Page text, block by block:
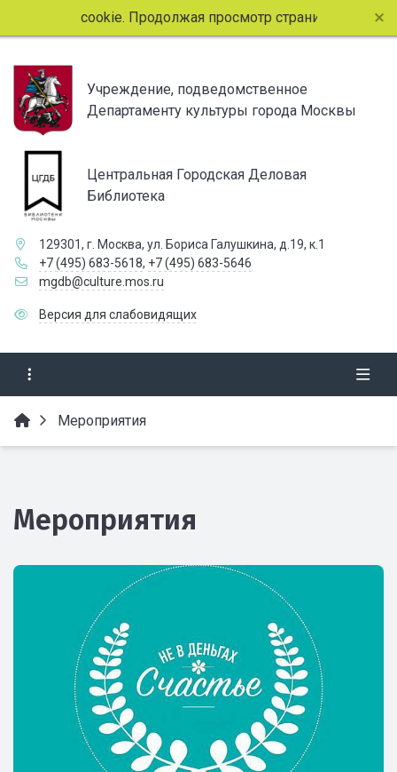
cookie. Продолжая просмотр страниц сайта, вы
Учреждение, подведомственное
Департаменту культуры города Москвы
Центральная Городская Деловая
Библиотека
129301, г. Москва, ул. Бориса Галушкина, д.19, к.1
+7 (495) 683-5618, +7 (495) 683-5646
mgdb@culture.mos.ru
Версия для слабовидящих
Мероприятия
Мероприятия